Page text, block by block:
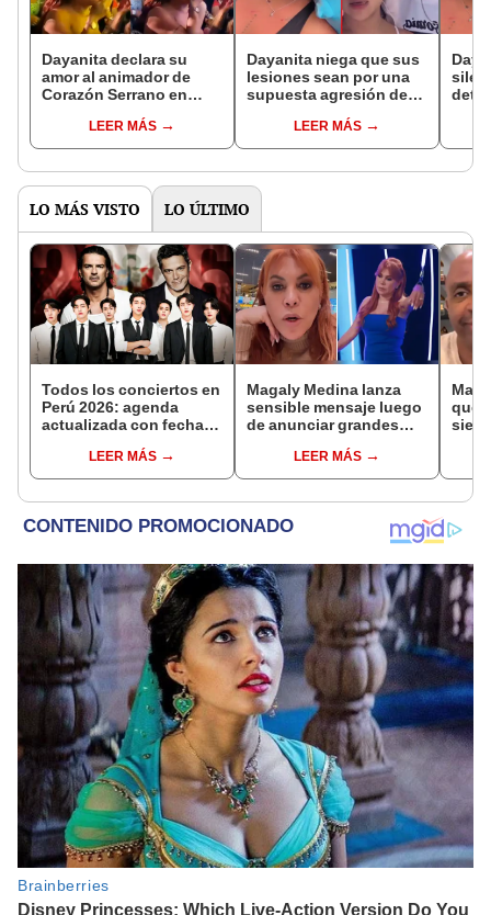
Dayanita declara su
amor al animador de
Corazón Serrano en
inesperada respuesta:
“Yo también”
LEER MÁS
Dayanita niega que sus
lesiones sean por una
supuesta agresión de
puntos en su cabeza”
LEER MÁS
LO MÁS VISTO LO ÚLTIMO
Todos los conciertos en
Perú 2026: agenda
actualizada con fechas,
LEER MÁS
Magaly Medina lanza
sensible mensaje luego
de anunciar grandes
programa: "Necesito
tomarme un tiempo"
LEER MÁS
que